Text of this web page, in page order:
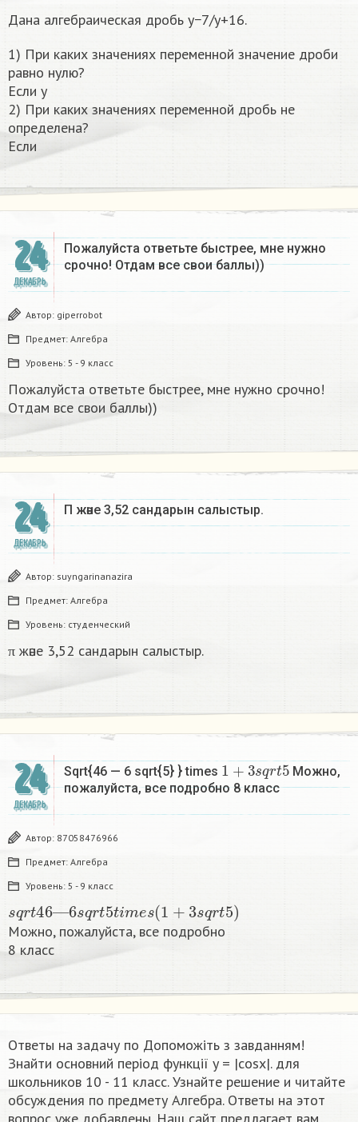
Дана алгебраическая дробь y−7/y+16.
1) При каких значениях переменной значение дроби
равно нулю?
Если y
2) При каких значениях переменной дробь не
определена?
Если
24
ДЕКАБРЬ
Пожалуйста ответьте быстрее, мне нужно
срочно! Отдам все свои баллы))
Автор: giperrobot
Предмет: Алгебра
Уровень: 5 - 9 класс
Пожалуйста ответьте быстрее, мне нужно срочно!
Отдам все свои баллы))
24
ДЕКАБРЬ
Π және 3,52 сандарын салыстыр. ​
Автор: suyngarinanazira
Предмет: Алгебра
Уровень: студенческий
π және 3,52 сандарын салыстыр.
24
ДЕКАБРЬ
Sqrt{46 — 6 sqrt{5} } times
1+3sqrt5
Можно,
пожалуйста, все подробно 8 класс​
Автор: 87058476966
Предмет: Алгебра
Уровень: 5 - 9 класс
46 6 5 (1 sq )
Можно, пожалуйста, все подробно
8 класс​
Ответы на задачу по Допоможіть з завданням!
Знайти основний період функції y = |cosx|.​ для
школьников 10 - 11 класс. Узнайте решение и читайте
обсуждения по предмету Алгебра. Ответы на этот
вопрос уже добавлены. Наш сайт предлагает вам